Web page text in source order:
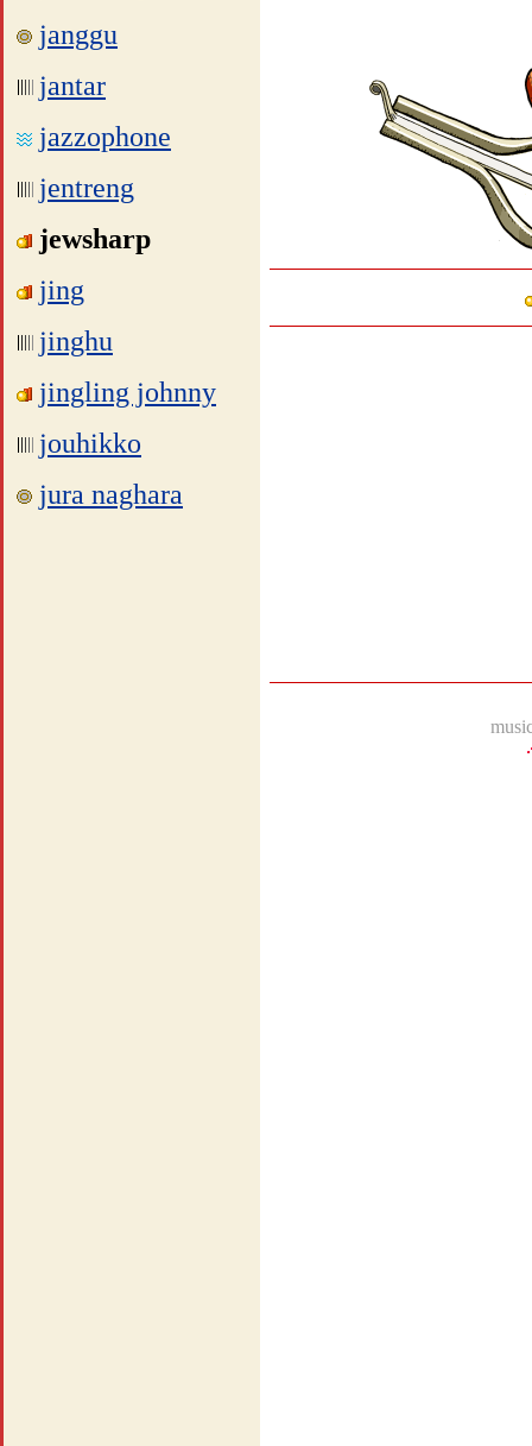
janggu
jantar
jazzophone
jentreng
jewsharp
jing
jinghu
jingling johnny
jouhikko
jura naghara